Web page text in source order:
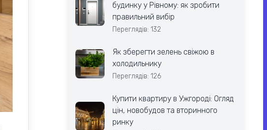
будинку у Рівному: як зробити
правильний вибір
Переглядів: 132
Як зберегти зелень свіжою в
холодильнику
Переглядів: 126
Купити квартиру в Ужгороді: Огляд
цін, новобудов та вторинного
ринку